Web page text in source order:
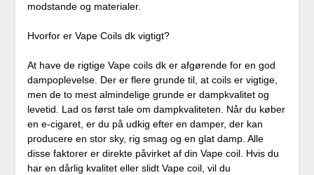
modstande og materialer.
Hvorfor er Vape Coils dk vigtigt?
At have de rigtige Vape coils dk er afgørende for en god
dampoplevelse. Der er flere grunde til, at coils er vigtige,
men de to mest almindelige grunde er dampkvalitet og
levetid. Lad os først tale om dampkvaliteten. Når du køber
en e-cigaret, er du på udkig efter en damper, der kan
producere en stor sky, rig smag og en glat damp. Alle
disse faktorer er direkte påvirket af din Vape coil. Hvis du
har en dårlig kvalitet eller slidt Vape coil, vil du